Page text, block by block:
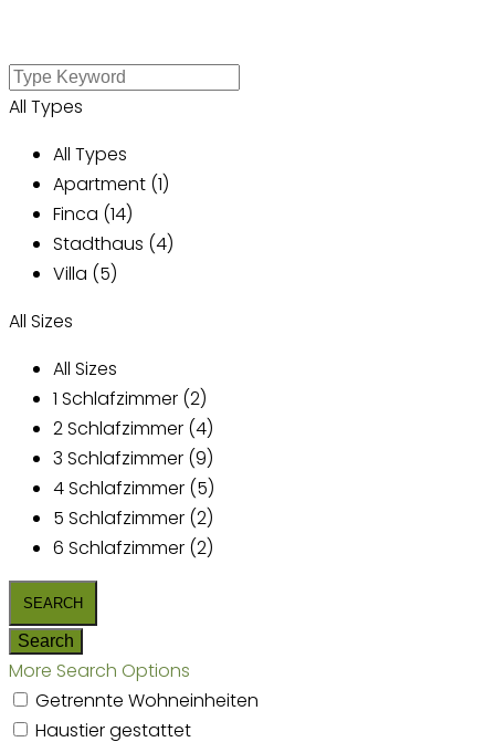
All Types
All Types
Apartment (1)
Finca (14)
Stadthaus (4)
Villa (5)
All Sizes
All Sizes
1 Schlafzimmer (2)
2 Schlafzimmer (4)
3 Schlafzimmer (9)
4 Schlafzimmer (5)
5 Schlafzimmer (2)
6 Schlafzimmer (2)
More Search Options
Getrennte Wohneinheiten
Haustier gestattet